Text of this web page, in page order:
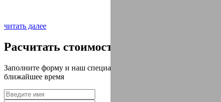
читать далее
Расчитать стоимость работ?
Заполните форму и наш специалист свяжется с Вами в
ближайшее время